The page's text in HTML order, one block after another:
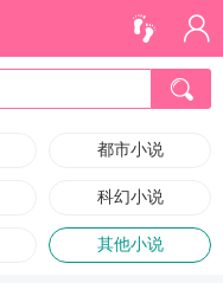
都市小说
科幻小说
其他小说